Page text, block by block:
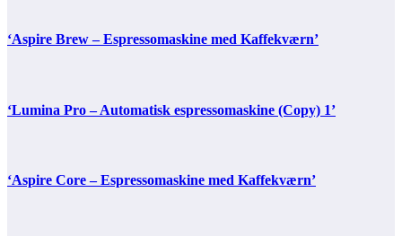
‘Aspire Brew – Espressomaskine med Kaffekværn’
‘Lumina Pro – Automatisk espressomaskine (Copy) 1’
‘Aspire Core – Espressomaskine med Kaffekværn’